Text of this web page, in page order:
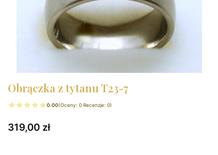
Obrączka z tytanu T23-7
0.00(Oceny: 0 Recenzje: 0)
Cena
319,00 zł